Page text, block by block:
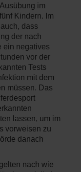
im
Kindern. Im
dass
der nach
ein negatives
vor der
Tests
mit dem
müssen. Das
lassen, um im
vorweisen zu
danach
nach wie